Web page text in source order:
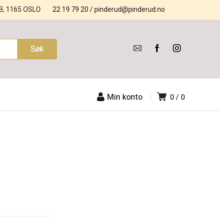
22 19 79 20/pinderud@pinderud.no
1165 OSLO
0 0
Min konto